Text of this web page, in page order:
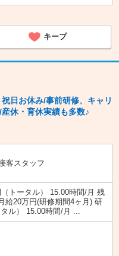
キープ
日お休み/事前研修、キャリ
休・育休実績も多数♪
客スタッフ
トータル） 15.00時間/月 残
給20万円(研修期間4ヶ月) 研
ル） 15.00時間/月 ...